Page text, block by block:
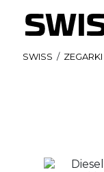
SWISS / ZEGARKI